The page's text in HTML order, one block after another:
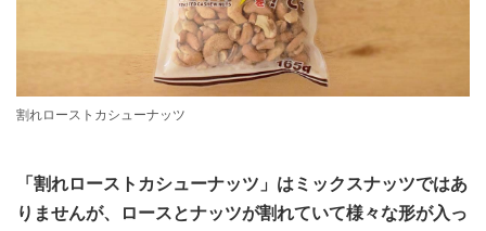
割れローストカシューナッツ
「割れローストカシューナッツ」はミックスナッツではあ
りませんが、ロースとナッツが割れていて様々な形が入っ